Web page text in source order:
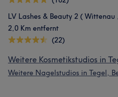
LV Lashes & Beauty 2 (
2,0 Km entfernt
(22)
Weitere Kosmetikstudios in
Weitere Nagelstudios in Tegel,